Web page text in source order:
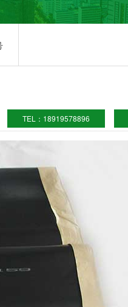
TEL：18919578896